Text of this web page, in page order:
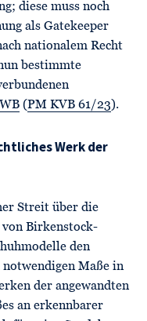
diese muss noch
als Gatekeeper
nationalem Recht
bestimmte
(PM KVB 61/23).
Werk der
Streit über die
Birkenstock-
den
Maße in
der angewandten
an erkennbarer